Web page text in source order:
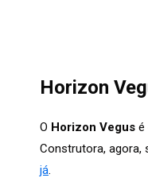
Horizon
O Horizon Vegus é
Construtora, agora,
já.